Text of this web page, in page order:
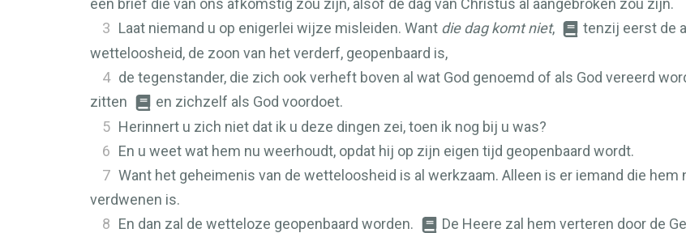
een brief die van ons afkomstig zou zijn, alsof de dag van Christus al aangebroken zou zijn.
3 Laat niemand u op enigerlei wijze misleiden. Want die dag komt niet,
tenzij eerst de
wetteloosheid, de zoon van het verderf, geopenbaard is,
4 de tegenstander, die zich ook verheft boven al wat God genoemd of als God vereerd
zitten
en zichzelf als God voordoet.
5 Herinnert u zich niet dat ik u deze dingen zei, toen ik nog bij u was?
6 En u weet wat hem nu weerhoudt, opdat hij op zijn eigen tijd geopenbaard wordt.
7 Want het geheimenis van de wetteloosheid is al werkzaam. Alleen is er iemand die
verdwenen is.
8 En dan zal de wetteloze geopenbaard worden. De Heere zal hem verteren door de